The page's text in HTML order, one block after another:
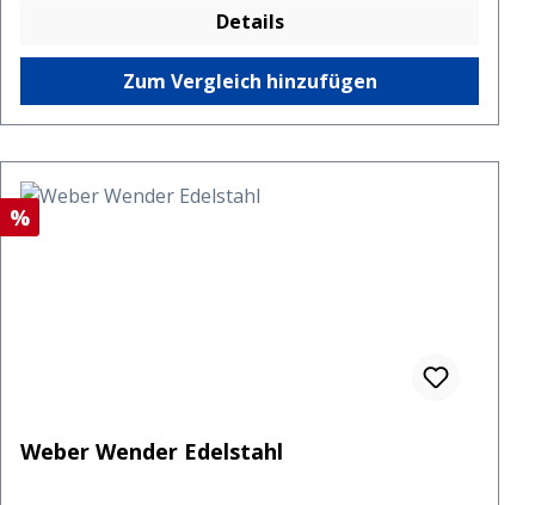
Details
Zum Vergleich hinzufügen
Rabatt
%
Weber Wender Edelstahl